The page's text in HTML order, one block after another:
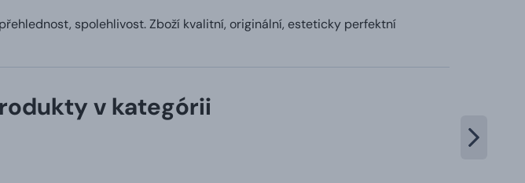
spolehlivost. Zboží kvalitní, originální, esteticky perfektní
v kategórii